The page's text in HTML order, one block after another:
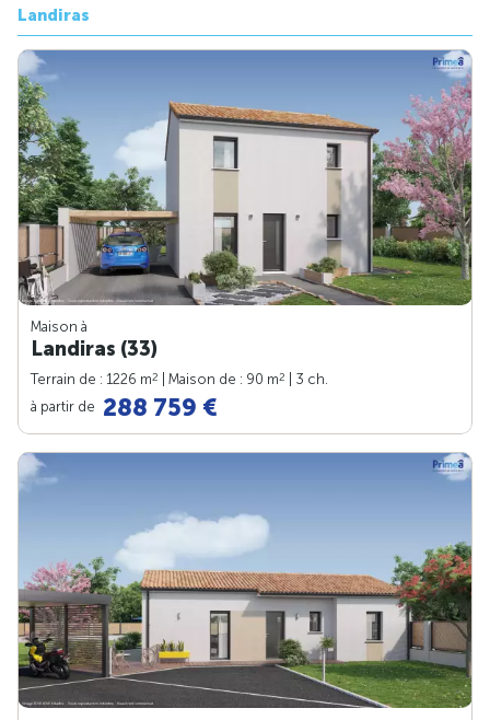
Landiras
Maison à
Landiras (33)
Terrain de : 1226 m2 | Maison de : 90 m2
| 3 ch.
à partir de 288 759 €